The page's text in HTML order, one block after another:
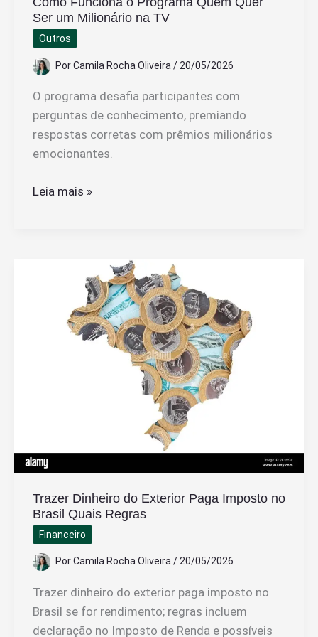
Ser um Milionário na TV
Outros
PorCamila Rocha Oliveira / 20/05/2026
O programa desafia participantes com
perguntas de conhecimento, premiando
respostas corretas com prêmios milionários
emocionantes.
Como
Milionário
Leia mais »
Trazer Dinheiro do Exterior Paga Imposto no
Brasil Quais Regras
Financeiro
PorCamila Rocha Oliveira/20/05/2026
Trazer dinheiro do exterior paga imposto no
Brasil se for rendimento; regras incluem
declaração no Imposto de Renda e possíveis